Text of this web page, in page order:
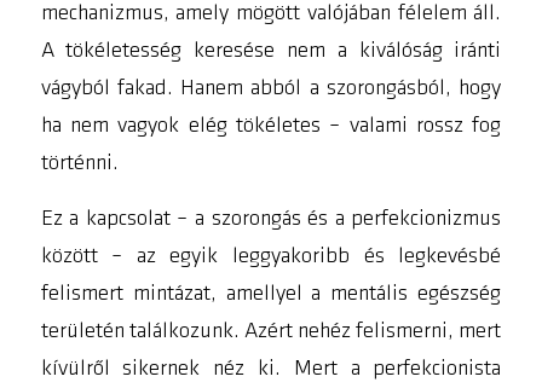
mechanizmus, amely mögött valójában félelem áll.
A tökéletesség keresése nem a kiválóság iránti
vágyból fakad. Hanem abból a szorongásból, hogy
ha nem vagyok elég tökéletes – valami rossz fog
történni.
Ez a kapcsolat – a szorongás és a perfekcionizmus
között – az egyik leggyakoribb és legkevésbé
felismert mintázat, amellyel a mentális egészség
területén találkozunk. Azért nehéz felismerni, mert
kívülről sikernek néz ki. Mert a perfekcionista